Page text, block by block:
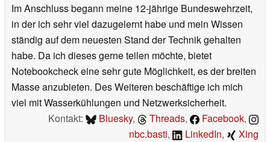
Im Anschluss begann meine 12-jährige Bundeswehrzeit,
in der ich sehr viel dazugelernt habe und mein Wissen
ständig auf dem neuesten Stand der Technik gehalten
habe. Da ich dieses gerne teilen möchte, bietet
Notebookcheck eine sehr gute Möglichkeit, es der breiten
Masse anzubieten. Des Weiteren beschäftige ich mich
viel mit Wasserkühlungen und Netzwerksicherheit.
Kontakt:
Bluesky, Threads, Facebook,
nbc.basti, LinkedIn, Xing